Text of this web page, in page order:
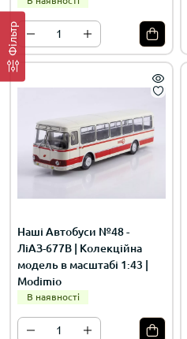
Фільтр
Наші Автобуси №48 -
ЛіАЗ-677В | Колекційна
модель в масштабі 1:43 |
Modimio
В наявності